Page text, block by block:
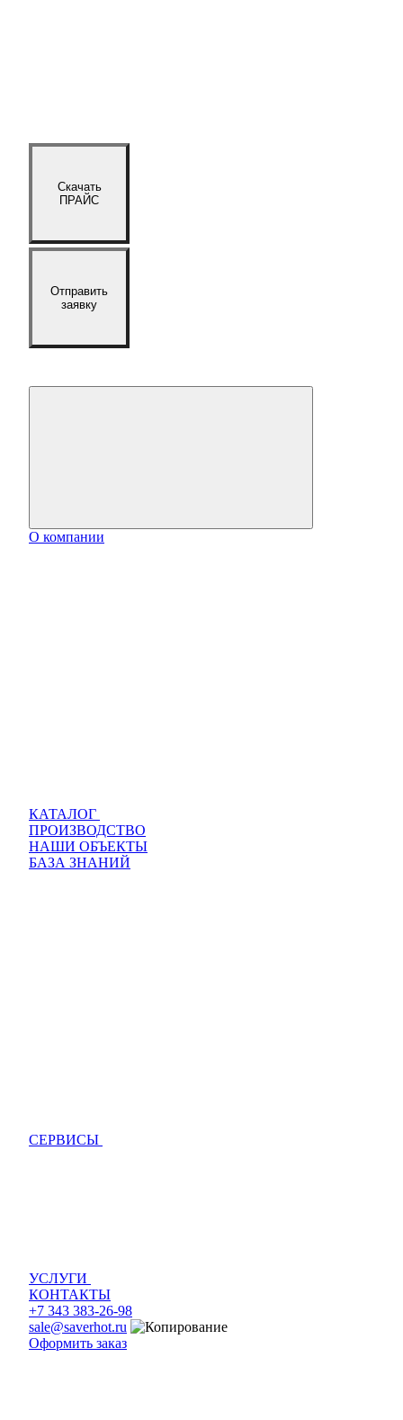
Скачать
ПРАЙС
Отправить
заявку
О компании
КАТАЛОГ
ПРОИЗВОДСТВО
НАШИ ОБЪЕКТЫ
БАЗА ЗНАНИЙ
СЕРВИСЫ
УСЛУГИ
КОНТАКТЫ
+7 343 383-26-98
sale@saverhot.ru
Оформить заказ